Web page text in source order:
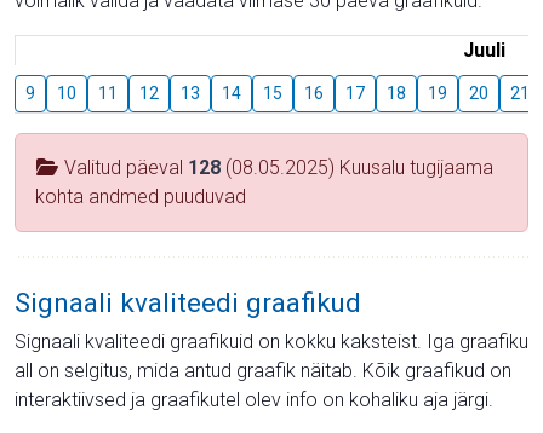
Juuli
9 10 11 12 13 14 15 16 17 18 19 20 21
Valitud päeval 128 (08.05.2025) Kuusalu tugijaama
kohta andmed puuduvad
Signaali kvaliteedi graafikud
Signaali kvaliteedi graafikuid on kokku kaksteist. Iga graafiku
all on selgitus, mida antud graafik näitab. Kõik graafikud on
interaktiivsed ja graafikutel olev info on kohaliku aja järgi.